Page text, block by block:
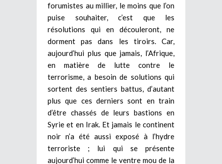
forumistes au millier, le moins que l’on
puise souhaiter, c’est que les
résolutions qui en découleront, ne
dorment pas dans les tiroirs. Car,
aujourd’hui plus que jamais, l’Afrique,
en matière de lutte contre le
terrorisme, a besoin de solutions qui
sortent des sentiers battus, d’autant
plus que ces derniers sont en train
d’être chassés de leurs bastions en
Syrie et en Irak. Et jamais le continent
noir n’a été aussi exposé à l’hydre
terroriste ; lui qui se présente
aujourd’hui comme le ventre mou de la